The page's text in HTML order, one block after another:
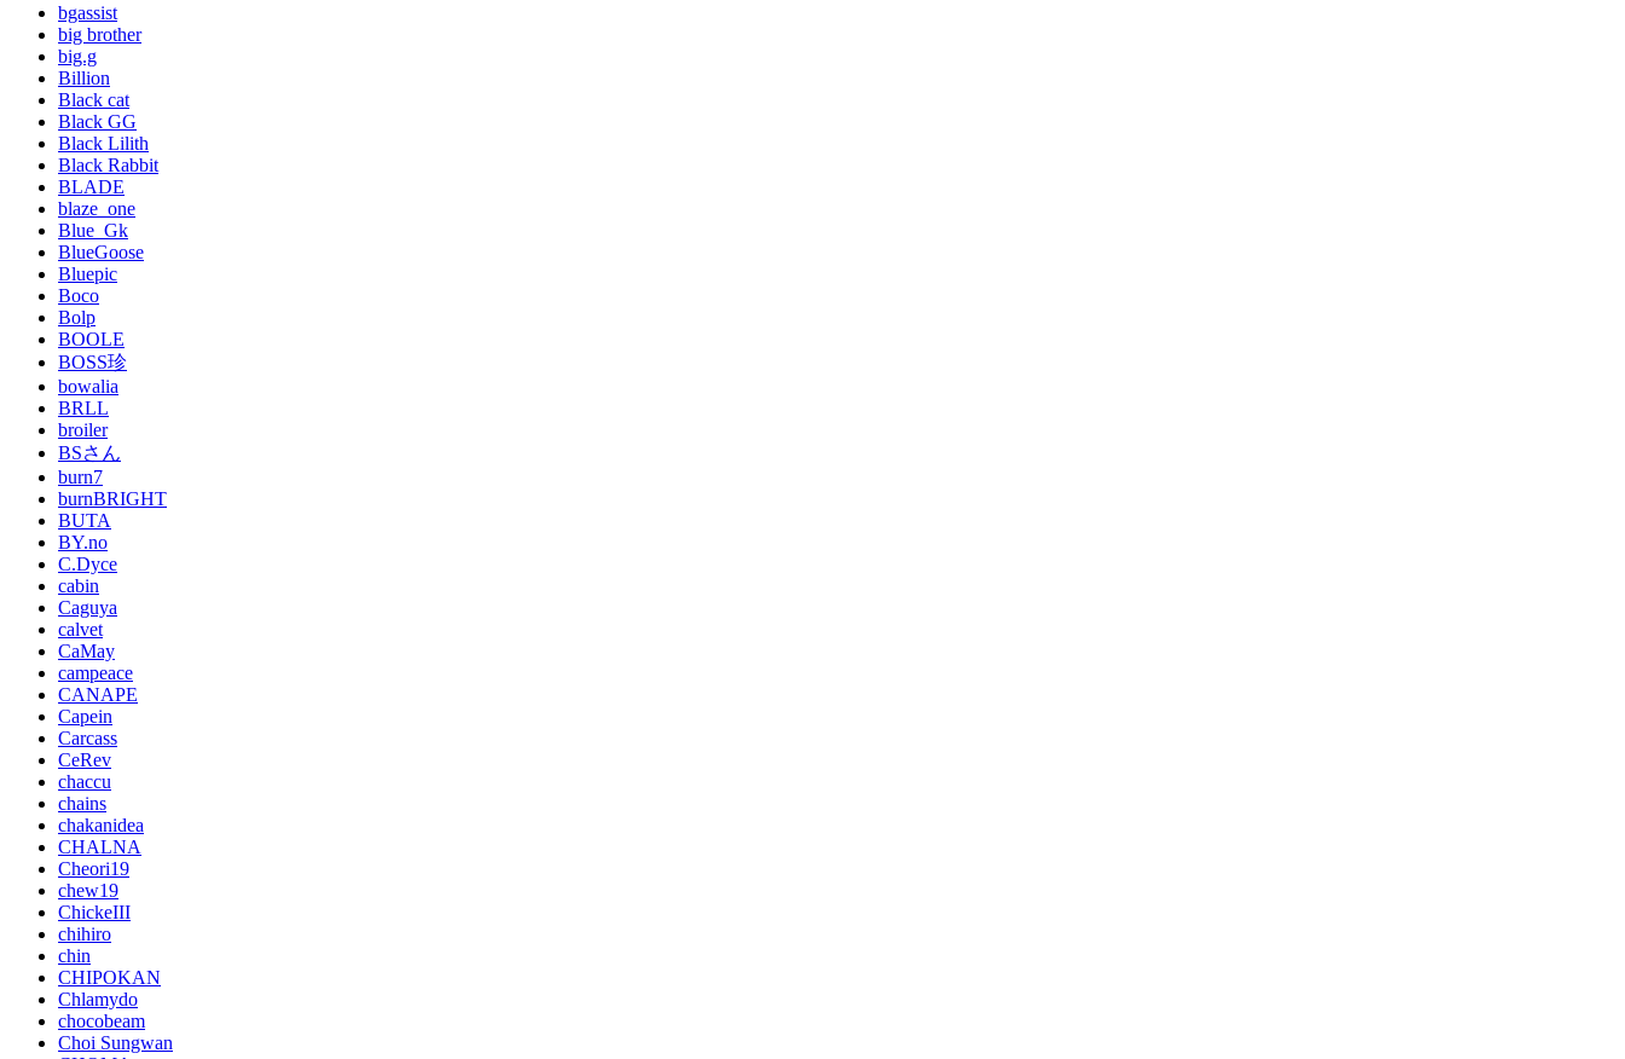
bgassist
big brother
big.g
Billion
Black cat
Black GG
Black Lilith
Black Rabbit
BLADE
blaze_one
Blue_Gk
BlueGoose
Bluepic
Boco
Bolp
BOOLE
BOSS珍
bowalia
BRLL
broiler
BSさん
burn7
burnBRIGHT
BUTA
BY.no
C.Dyce
cabin
Caguya
calvet
CaMay
campeace
CANAPE
Capein
Carcass
CeRev
chaccu
chains
chakanidea
CHALNA
Cheori19
chew19
ChickeIII
chihiro
chin
CHIPOKAN
Chlamydo
chocobeam
Choi Sungwan